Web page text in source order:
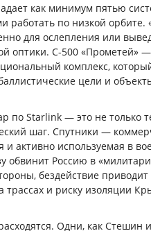
как минимум пятью
работать по низкой орбите.
для ослепления или
оптики. С-500 «Прометей» —
комплекс,
цели и
по Starlink — это не только
шаг. Спутники —
и активно используемая в
обвинит Россию в
бездействие
трассах и риску изоляции
Одни, как Стешин